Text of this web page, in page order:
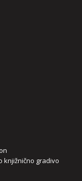
knjižnično gradivo